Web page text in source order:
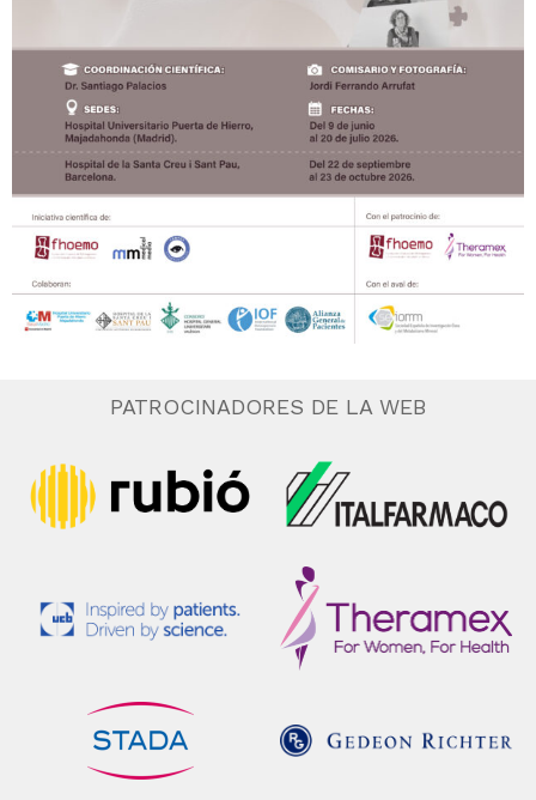
PATROCINADORES DE LA WEB